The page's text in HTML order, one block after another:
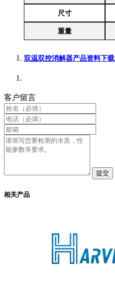
尺寸
重量
双温双控消解器产品资料下载
客户留言
相关产品